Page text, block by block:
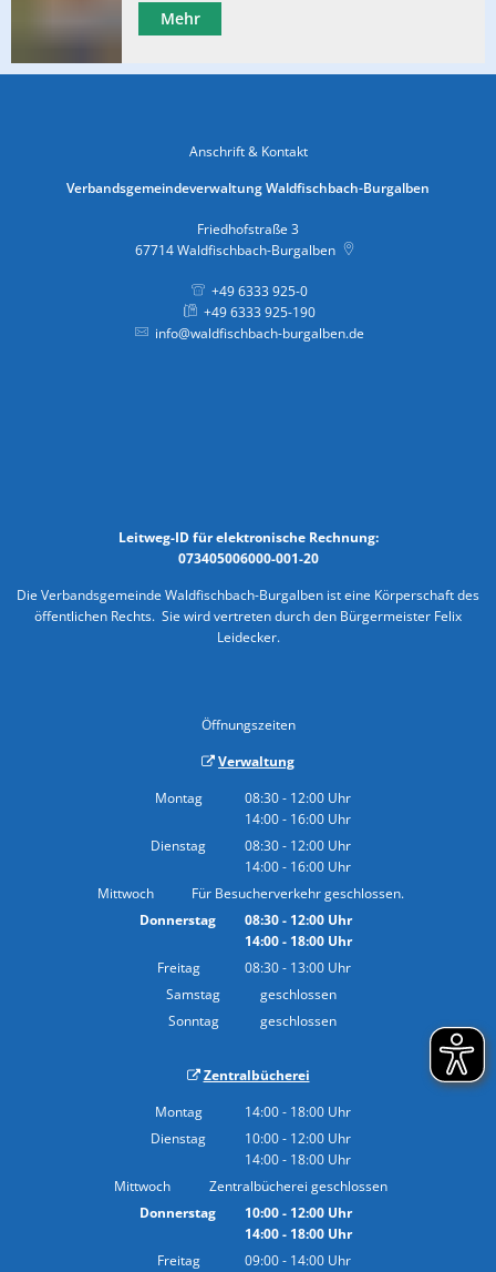
Mehr
Anschrift & Kontakt
Verbandsgemeindeverwaltung Waldfischbach-Burgalben
Friedhofstraße 3
67714 Waldfischbach-Burgalben
+49 6333 925-0
+49 6333 925-190
info@waldfischbach-burgalben.de
Leitweg-ID für elektronische Rechnung:
073405006000-001-20
Die Verbandsgemeinde Waldfischbach-Burgalben ist eine Körperschaft des
öffentlichen Rechts. Sie wird vertreten durch den Bürgermeister Felix
Leidecker.
Öffnungszeiten
Verwaltung
Montag
08:30- 12:00 Uhr
Von 08:30 bis 12:00 Uhr
14:00- 16:00 Uhr
Von 14:00 bis 16:00 Uhr
Dienstag 08:30- 12:00 Uhr
Von 08:30 bis 12:00 Uhr
14:00- 16:00 Uhr
Von 14:00 bis 16:00 Uhr
Mittwoch
Für Besucherverkehr geschlossen.
Donnerstag
08:30- 12:00Uhr
Von 08:30 bis 12:00 Uhr
14:00- 18:00Uhr
Von 14:00 bis 18:00 Uhr
Freitag 08:30- 13:00 Uhr
Von 08:30 bis 13:00 Uhr
Samstag
geschlossen
Sonntag
geschlossen
Zentralbücherei
Montag
14:00- 18:00 Uhr
Von 14:00 bis 18:00 Uhr
Dienstag 10:00- 12:00 Uhr
Von 10:00 bis 12:00 Uhr
14:00- 18:00 Uhr
Von 14:00 bis 18:00 Uhr
Mittwoch
Zentralbücherei geschlossen
Donnerstag
10:00- 12:00Uhr
Von 10:00 bis 12:00 Uhr
14:00- 18:00Uhr
Von 14:00 bis 18:00 Uhr
Freitag 09:00- 14:00 Uhr